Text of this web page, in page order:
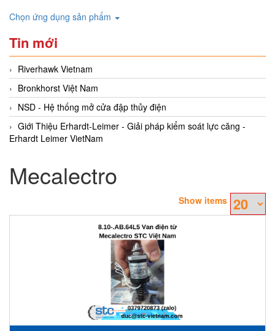
Chọn ứng dụng sản phẩm
Tin mới
Riverhawk Vietnam
Bronkhorst Việt Nam
NSD - Hệ thống mở cửa đập thủy điện
Giới Thiệu Erhardt-Leimer - Giải pháp kiểm soát lực căng -
Erhardt Leimer VietNam
Mecalectro
Show items